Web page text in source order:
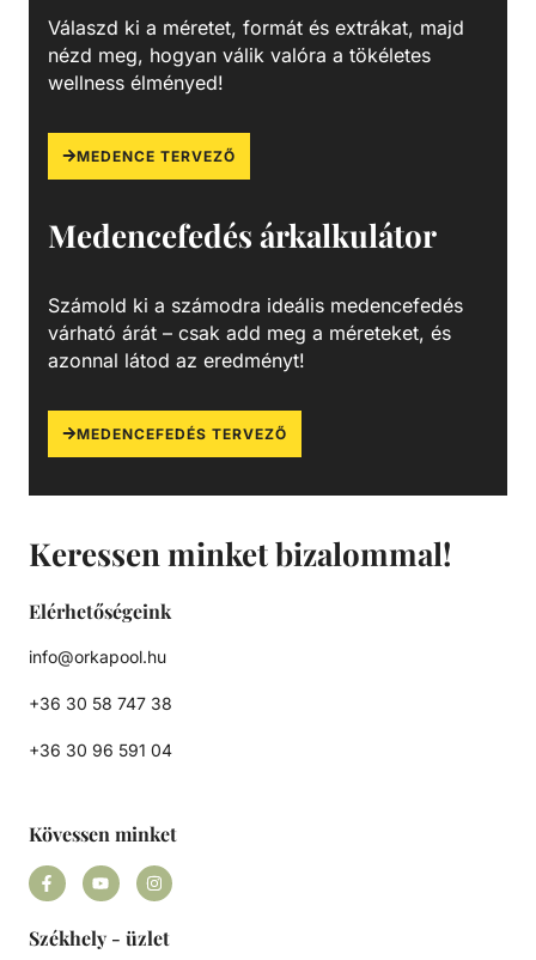
folyamatos vízforgatással és szűréssel tudjuk fenn tartani.
Az álló vízben, melyet süt a nap, könnyedén
elszaporodhatnak az algák és más szennyeződések,
egészségére is veszélyesek lehetnek. A szűrőtartály a
vízforgató készülék segítségével az egészen finom
fennakadnak a szűrőközegen.
Keressen minket bizalommal!
Elérhetőségeink
info@orkapool.hu
+36 30 58 747 38
+36 30 96 591 04
Kövessen minket
Székhely - üzlet
Válaszd ki a méretet, formát és extrákat, majd
nézd meg, hogyan válik valóra a tökéletes
wellness élményed!
MEDENCE TERVEZŐ
Medencefedés árkalkulátor
Számold ki a számodra ideális medencefedés
várható árát – csak add meg a méreteket, és
azonnal látod az eredményt!
MEDENCEFEDÉS TERVEZŐ